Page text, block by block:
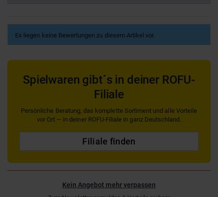
Es liegen keine Bewertungen zu diesem Artikel vor.
Spielwaren gibt´s in deiner ROFU-
Filiale
Persönliche Beratung, das komplette Sortiment und alle Vorteile
vor Ort — in deiner ROFU-Filiale in ganz Deutschland.
Filiale finden
Kein Angebot mehr verpassen